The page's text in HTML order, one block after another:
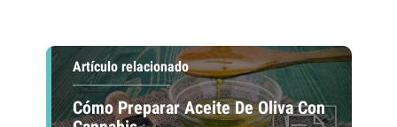
Artículo relacionado
Cómo Preparar Aceite De Oliva Con